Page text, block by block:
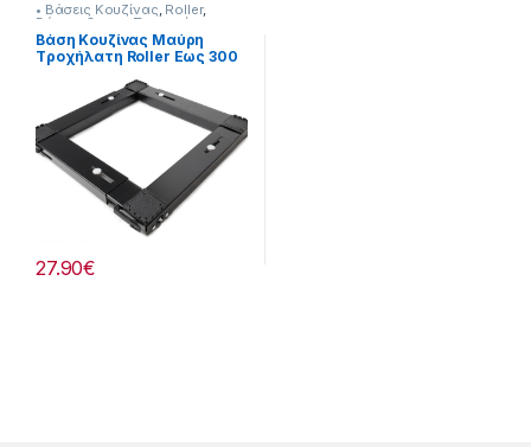
• Βάσεις Κουζίνας, Roller,
Βάσεις Οικιακ. Συσκευών
Βάση Κουζίνας Μαύρη
Tροχήλατη Roller Εως 300
27.90€